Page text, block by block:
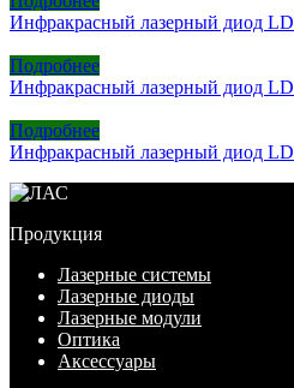
Инфракрасный лазерный диод
Подробнее
Инфракрасный лазерный диод
Подробнее
Инфракрасный лазерный диод
Продукция
Лазерные системы
Лазерные диоды
Лазерные модули
Оптика
Аксессуары